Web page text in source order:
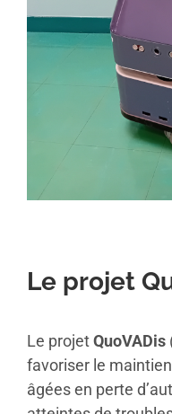
Le projet
Le projetQuoVADis
favoriser le
âgées en perte